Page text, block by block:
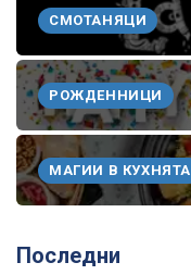
СМОТАНЯЦИ
РОЖДЕННИЦИ
МАГИИ В КУХНЯТА
Последни